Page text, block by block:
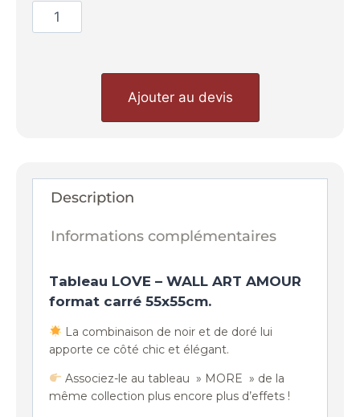
Ajouter au devis
Description
Informations complémentaires
Tableau LOVE – WALL ART AMOUR
format carré 55x55cm.
La combinaison de noir et de doré lui
apporte ce côté chic et élégant.
Associez-le au tableau » MORE » de la
même collection plus encore plus d’effets !